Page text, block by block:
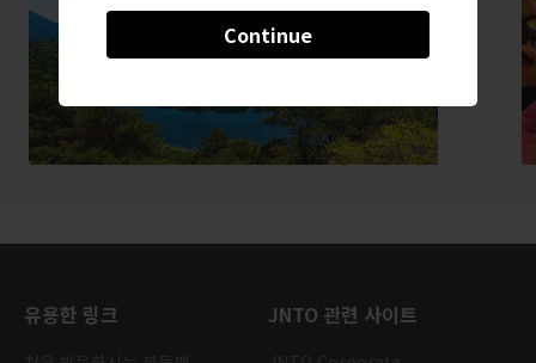
Continue
유용한 링크 JNTO 관련 사이트